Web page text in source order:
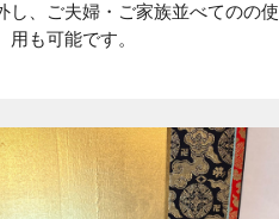
し、ご夫婦・ご家族並べてのの使
用も可能です。